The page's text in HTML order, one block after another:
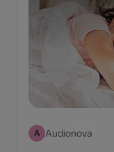
A Audionova